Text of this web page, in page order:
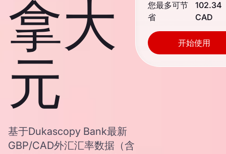
拿大
元
基于Dukascopy Bank最新
GBP/CAD外汇汇率数据（含
您最多可节
省
102.34
CAD
开始使用